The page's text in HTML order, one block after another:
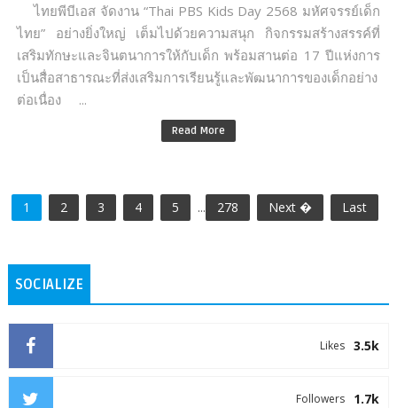
ไทยพีบีเอส จัดงาน “Thai PBS Kids Day 2568 มหัศจรรย์เด็ก
ไทย” อย่างยิ่งใหญ่ เต็มไปด้วยความสนุก กิจกรรมสร้างสรรค์ที่
เสริมทักษะและจินตนาการให้กับเด็ก พร้อมสานต่อ 17 ปีแห่งการ
เป็นสื่อสาธารณะที่ส่งเสริมการเรียนรู้และพัฒนาการของเด็กอย่าง
ต่อเนื่อง ...
Read More
1 2 3 4 5 ... 278 Next � Last
SOCIALIZE
3.5k
Likes
1.7k
Followers